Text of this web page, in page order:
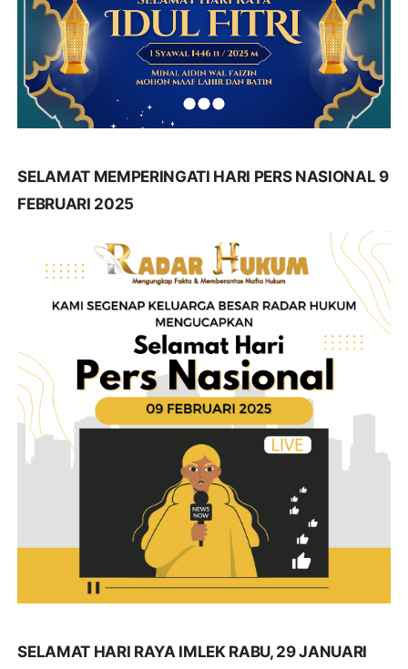
SELAMAT MEMPERINGATI HARI PERS NASIONAL 9
FEBRUARI 2025
SELAMAT HARI RAYA IMLEK RABU, 29 JANUARI